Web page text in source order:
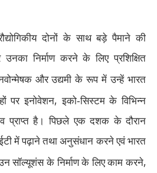
दोनों के साथ बड़े पैमाने की
निर्माण करने के लिए प्रशिक्षित
और उद्यमी के रूप में उन्हें भारत
पर इनोवेशन,इको-सिस्टम के विभिन्न
प्राप्त है। पिछले एक दशक के दौरान
में पढ़ाने तथा अनुसंधान करने एवं भारत
सॉल्यूशंस के निर्माण के लिए काम करने,